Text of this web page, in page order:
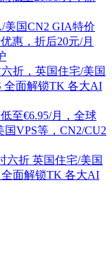
美国CN2 GIA特价
惠，折后20元/月
折，英国住宅/美国
全面解锁TK 各大AI
至€6.95/月，全球
VPS等，CN2/CU2
六折 英国住宅/美国
全面解锁TK 各大AI